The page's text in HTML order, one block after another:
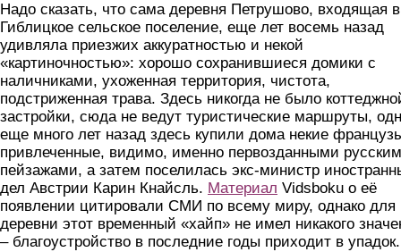
Надо сказать, что сама деревня Петрушово, входящая в
Гиблицкое сельское поселение, еще лет восемь назад
удивляла приезжих аккуратностью и некой
«картиночностью»: хорошо сохранившиеся домики с
наличниками, ухоженная территория, чистота,
подстриженная трава. Здесь никогда не было
застройки, сюда не ведут туристические маршруты,
еще много лет назад здесь купили дома некие
привлеченные, видимо, именно первозданными
пейзажами, а затем поселилась экс-министр
дел Австрии Карин Кнайсль. Материал Vidsboku о её
появлении цитировали СМИ по всему миру, однако для
деревни этот временный «хайп» не имел никакого
– благоустройство в последние годы приходит в упадок.